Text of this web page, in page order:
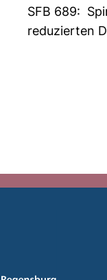
SFB 689:
reduzierten